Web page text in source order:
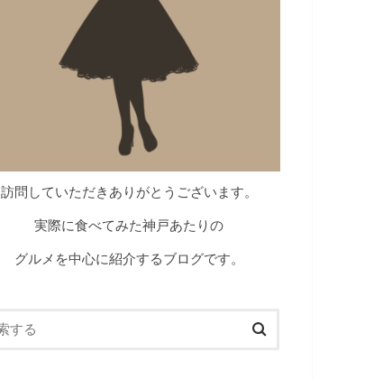
訪問していただきありがとうございます。
実際に食べてみた神戸あたりの
グルメを中心に紹介するブログです。